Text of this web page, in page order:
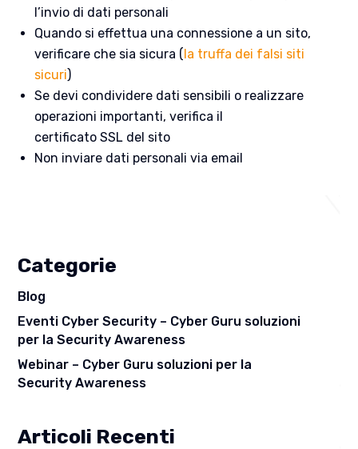
Categorie
Blog
Eventi Cyber Security – Cyber Guru soluzioni
per la Security Awareness
Webinar – Cyber Guru soluzioni per la
Security Awareness
Articoli Recenti
l’invio di dati personali
Quando si effettua una connessione a un sito,
verificare che sia sicura (la truffa dei falsi siti
sicuri)
Se devi condividere dati sensibili o realizzare
operazioni importanti, verifica il
certificato SSL del sito
Non inviare dati personali via email